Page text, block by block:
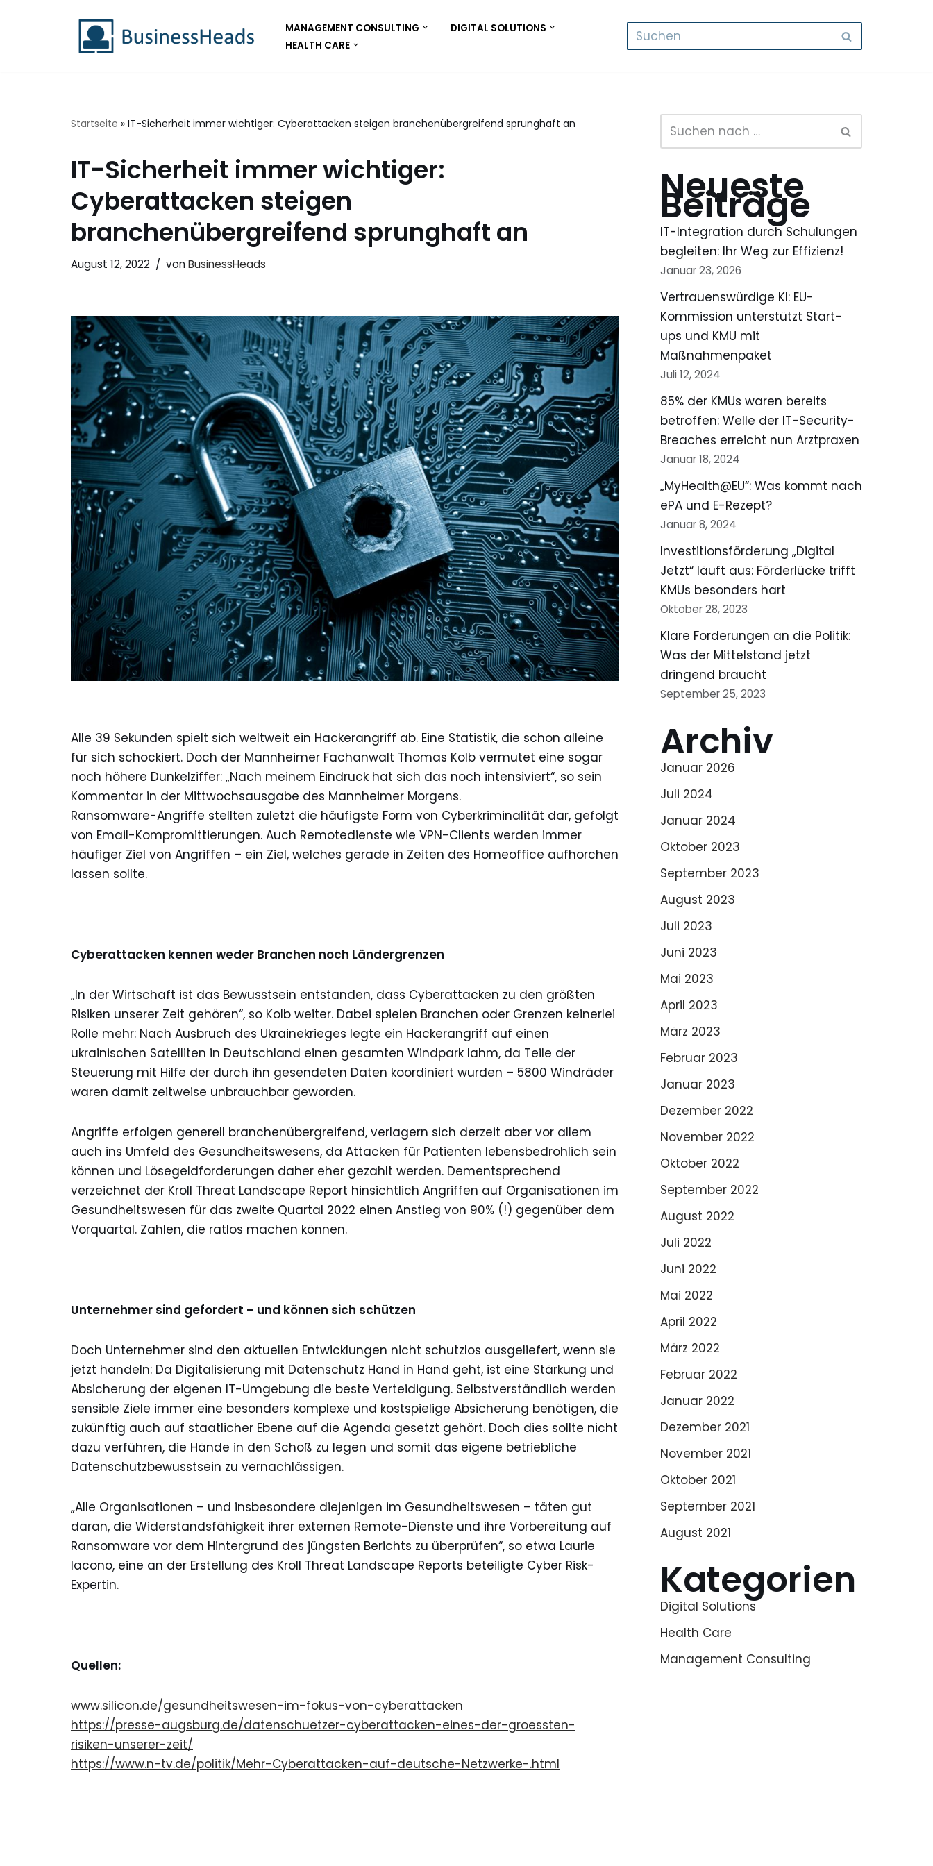
MANAGEMENT CONSULTING
DIGITAL SOLUTIONS
HEALTH CARE
Startseite » IT-Sicherheit immer wichtiger: Cyberattacken steigen branchenübergreifend sprunghaft an
IT-Sicherheit immer wichtiger:
Cyberattacken steigen
branchenübergreifend sprunghaft an
August 12, 2022 vonBusinessHeads
Alle 39 Sekunden spielt sich weltweit ein Hackerangriff ab. Eine Statistik, die schon alleine
für sich schockiert. Doch der Mannheimer Fachanwalt Thomas Kolb vermutet eine sogar
noch höhere Dunkelziffer: „Nach meinem Eindruck hat sich das noch intensiviert“, so sein
Kommentar in der Mittwochsausgabe des Mannheimer Morgens.
Ransomware-Angriffe stellten zuletzt die häufigste Form von Cyberkriminalität dar, gefolgt
von Email-Kompromittierungen. Auch Remotedienste wie VPN-Clients werden immer
häufiger Ziel von Angriffen – ein Ziel, welches gerade in Zeiten des Homeoffice aufhorchen
lassen sollte.
Cyberattacken kennen weder Branchen noch Ländergrenzen
„In der Wirtschaft ist das Bewusstsein entstanden, dass Cyberattacken zu den größten
Risiken unserer Zeit gehören“, so Kolb weiter. Dabei spielen Branchen oder Grenzen keinerlei
Rolle mehr: Nach Ausbruch des Ukrainekrieges legte ein Hackerangriff auf einen
ukrainischen Satelliten in Deutschland einen gesamten Windpark lahm, da Teile der
Steuerung mit Hilfe der durch ihn gesendeten Daten koordiniert wurden – 5800 Windräder
waren damit zeitweise unbrauchbar geworden.
Angriffe erfolgen generell branchenübergreifend, verlagern sich derzeit aber vor allem
auch ins Umfeld des Gesundheitswesens, da Attacken für Patienten lebensbedrohlich sein
können und Lösegeldforderungen daher eher gezahlt werden. Dementsprechend
verzeichnet der Kroll Threat Landscape Report hinsichtlich Angriffen auf Organisationen im
Gesundheitswesen für das zweite Quartal 2022 einen Anstieg von 90% (!) gegenüber dem
Vorquartal. Zahlen, die ratlos machen können.
Unternehmer sind gefordert – und können sich schützen
Doch Unternehmer sind den aktuellen Entwicklungen nicht schutzlos ausgeliefert, wenn sie
jetzt handeln: Da Digitalisierung mit Datenschutz Hand in Hand geht, ist eine Stärkung und
Absicherung der eigenen IT-Umgebung die beste Verteidigung. Selbstverständlich werden
sensible Ziele immer eine besonders komplexe und kostspielige Absicherung benötigen, die
zukünftig auch auf staatlicher Ebene auf die Agenda gesetzt gehört. Doch dies sollte nicht
dazu verführen, die Hände in den Schoß zu legen und somit das eigene betriebliche
Datenschutzbewusstsein zu vernachlässigen.
„Alle Organisationen – und insbesondere diejenigen im Gesundheitswesen – täten gut
daran, die Widerstandsfähigkeit ihrer externen Remote-Dienste und ihre Vorbereitung auf
Ransomware vor dem Hintergrund des jüngsten Berichts zu überprüfen“, so etwa Laurie
Iacono, eine an der Erstellung des Kroll Threat Landscape Reports beteiligte Cyber Risk-
Expertin.
Quellen:
www.silicon.de/gesundheitswesen-im-fokus-von-cyberattacken
https://presse-augsburg.de/datenschuetzer-cyberattacken-eines-der-groessten-
risiken-unserer-zeit/
https://www.n-tv.de/politik/Mehr-Cyberattacken-auf-deutsche-Netzwerke-.html
Neueste
Beiträge
IT-Integration durch Schulungen
begleiten: Ihr Weg zur Effizienz!
Januar 23, 2026
Vertrauenswürdige KI: EU-
Kommission unterstützt Start-
ups und KMU mit
Maßnahmenpaket
Juli 12, 2024
85% der KMUs waren bereits
betroffen: Welle der IT-Security-
Breaches erreicht nun Arztpraxen
Januar 18, 2024
„MyHealth@EU“: Was kommt nach
ePA und E-Rezept?
Januar 8, 2024
Investitionsförderung „Digital
Jetzt“ läuft aus: Förderlücke trifft
KMUs besonders hart
Oktober 28, 2023
Klare Forderungen an die Politik:
Was der Mittelstand jetzt
dringend braucht
September 25, 2023
Archiv
Januar 2026
Juli 2024
Januar 2024
Oktober 2023
September 2023
August 2023
Juli 2023
Juni 2023
Mai 2023
April 2023
März 2023
Februar 2023
Januar 2023
Dezember 2022
November 2022
Oktober 2022
September 2022
August 2022
Juli 2022
Juni 2022
Mai 2022
April 2022
März 2022
Februar 2022
Januar 2022
Dezember 2021
November 2021
Oktober 2021
September 2021
August 2021
Kategorien
Digital Solutions
Health Care
Management Consulting